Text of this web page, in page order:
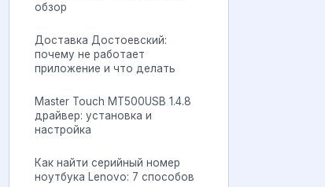
обзор
Доставка Достоевский:
почему не работает
приложение и что делать
Master Touch MT500USB 1.4.8
драйвер: установка и
настройка
Как найти серийный номер
ноутбука Lenovo: 7 способов